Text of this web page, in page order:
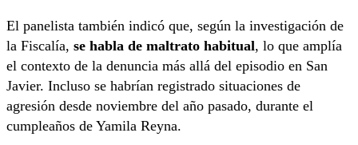
El panelista también indicó que, según la investigación de
la Fiscalía, se habla de maltrato habitual, lo que amplía
el contexto de la denuncia más allá del episodio en San
Javier. Incluso se habrían registrado situaciones de
agresión desde noviembre del año pasado, durante el
cumpleaños de Yamila Reyna.